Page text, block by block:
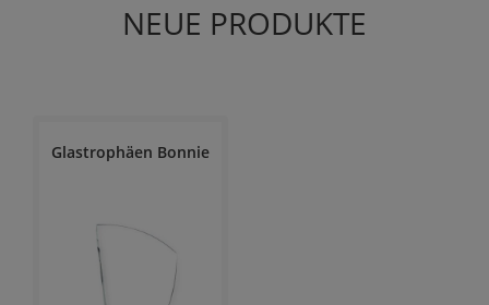
NEUE PRODUKTE
Glastrophäen Bonnie